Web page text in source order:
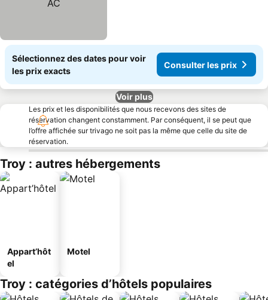
Sélectionnez des dates pour voir
les prix exacts
Consulter les prix
Voir plus
Les prix et les disponibilités que nous recevons des sites de
réservation changent constamment. Par conséquent, il se peut que
l’offre affichée sur trivago ne soit pas la même que celle du site de
réservation.
Troy : autres hébergements
Appart’hôt
el
Motel
Troy : catégories d’hôtels populaires